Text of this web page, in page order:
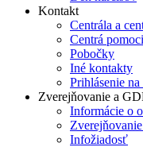
Kontakt
Centrála a
Centrá pomoci
Pobočky
Iné kontakty
Prihlásenie
Zverejňovanie a
Informácie o
Infožiadosť